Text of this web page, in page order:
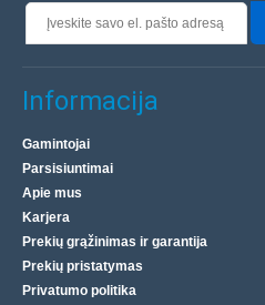
Informacija
Gamintojai
Parsisiuntimai
Apie mus
Karjera
Prekių grąžinimas ir garantija
Prekių pristatymas
Privatumo politika